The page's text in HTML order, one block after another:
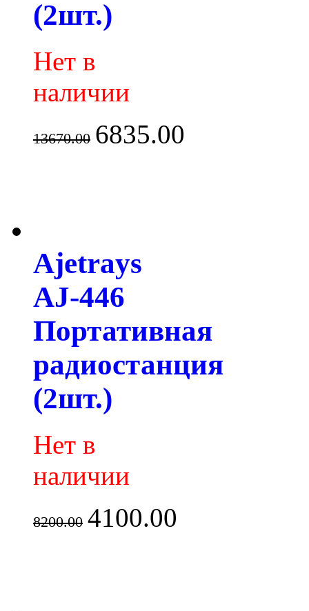
(2шт.)
Нет в
наличии
13670.00 6835.00
Ajetrays
AJ-446
Портативная
радиостанция
(2шт.)
Нет в
наличии
8200.00 4100.00